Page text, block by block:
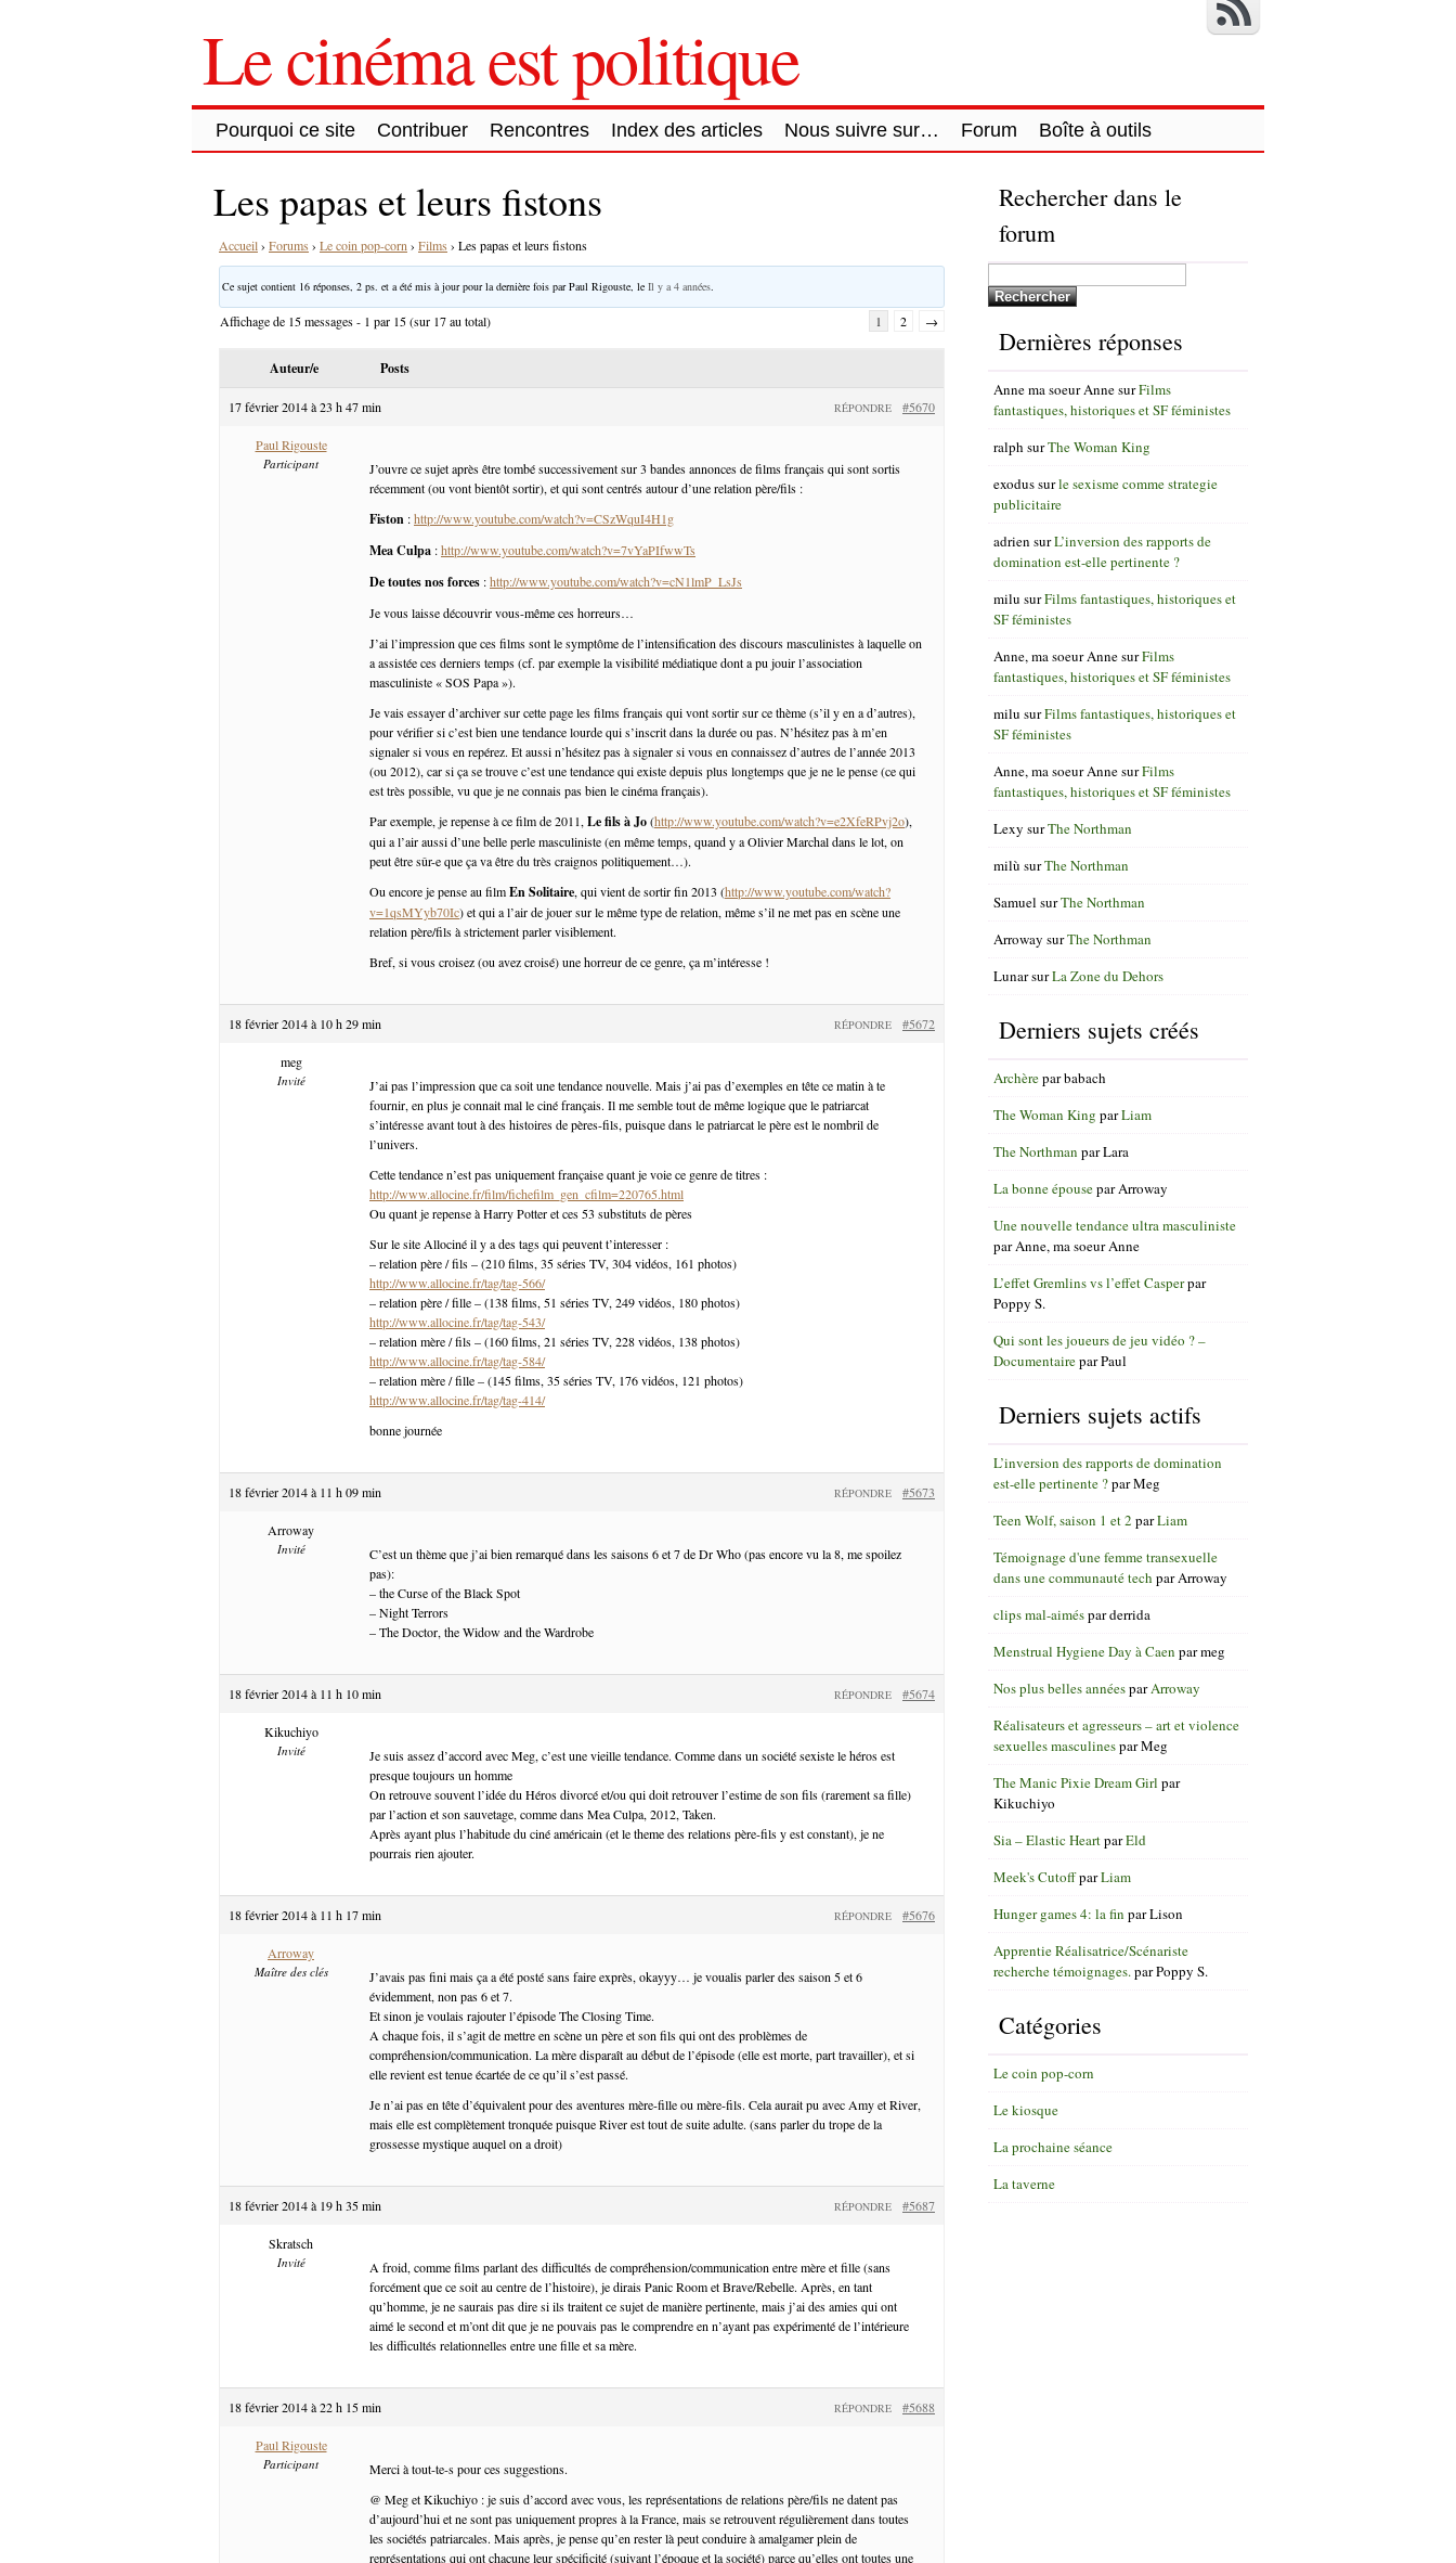
Le cinéma est politique
Pourquoi ce site Contribuer Rencontres Index des articles Nous suivre sur… Forum Boîte à outils
Les papas et leurs fistons
Accueil› Forums › Le coin pop-corn › Films › Les papas et leurs fistons
Ce sujet contient 16 réponses, 2 ps. et a été mis à jour pour la dernière fois parPaul Rigouste , le Il y a 4 années
Affichage de 15 messages - 1 par 15 (sur 17 au total) 1 2 →
Auteur/e Posts
17 février 2014 à 23 h 47 min #5670
RÉPONDRE
Paul Rigouste
Participant
J’ouvre ce sujet après être tombé successivement sur 3 bandes annonces de films français qui sont sortis
récemment (ou vont bientôt sortir), et qui sont centrés autour d’une relation père/fils :
Fiston :http://www.youtube.com/watch?v=CSzWquI4H1g
Mea Culpa :http://www.youtube.com/watch?v=7vYaPIfwwTs
De toutes nos forces :http://www.youtube.com/watch?v=cN1lmP_LsJs
Je vous laisse découvrir vous-même ces horreurs…
J’ai l’impression que ces films sont le symptôme de l’intensification des discours masculinistes à laquelle on
a assistée ces derniers temps (cf. par exemple la visibilité médiatique dont a pu jouir l’association
masculiniste « SOS Papa »).
Je vais essayer d’archiver sur cette page les films français qui vont sortir sur ce thème (s’il y en a d’autres),
pour vérifier si c’est bien une tendance lourde qui s’inscrit dans la durée ou pas. N’hésitez pas à m’en
signaler si vous en repérez. Et aussi n’hésitez pas à signaler si vous en connaissez d’autres de l’année 2013
(ou 2012), car si ça se trouve c’est une tendance qui existe depuis plus longtemps que je ne le pense (ce qui
est très possible, vu que je ne connais pas bien le cinéma français).
Par exemple, je repense à ce film de 2011, Le fils à Jo(http://www.youtube.com/watch?v=e2XfeRPvj2o),
qui a l’air aussi d’une belle perle masculiniste (en même temps, quand y a Olivier Marchal dans le lot, on
peut être sûr-e que ça va être du très craignos politiquement…).
Ou encore je pense au filmEn Solitaire, qui vient de sortir fin 2013 (http://www.youtube.com/watch?
v=1qsMYyb70Ic) et qui a l’air de jouer sur le même type de relation, même s’il ne met pas en scène une
relation père/fils à strictement parler visiblement.
Bref, si vous croisez (ou avez croisé) une horreur de ce genre, ça m’intéresse !
18 février 2014 à 10 h 29 min #5672
RÉPONDRE
meg
Invité
J’ai pas l’impression que ca soit une tendance nouvelle. Mais j’ai pas d’exemples en tête ce matin à te
fournir, en plus je connait mal le ciné français. Il me semble tout de même logique que le patriarcat
s’intéresse avant tout à des histoires de pères-fils, puisque dans le patriarcat le père est le nombril de
l’univers.
Cette tendance n’est pas uniquement française quant je voie ce genre de titres :
http://www.allocine.fr/film/fichefilm_gen_cfilm=220765.html
Ou quant je repense à Harry Potter et ces 53 substituts de pères
Sur le site Allociné il y a des tags qui peuvent t’interesser :
– relation père / fils – (210 films, 35 séries TV, 304 vidéos, 161 photos)
http://www.allocine.fr/tag/tag-566/
– relation père / fille – (138 films, 51 séries TV, 249 vidéos, 180 photos)
http://www.allocine.fr/tag/tag-543/
– relation mère / fils – (160 films, 21 séries TV, 228 vidéos, 138 photos)
http://www.allocine.fr/tag/tag-584/
– relation mère / fille – (145 films, 35 séries TV, 176 vidéos, 121 photos)
http://www.allocine.fr/tag/tag-414/
bonne journée
18 février 2014 à 11 h 09 min #5673
RÉPONDRE
Arroway
Invité
C’est un thème que j’ai bien remarqué dans les saisons 6 et 7 de Dr Who (pas encore vu la 8, me spoilez
pas):
– the Curse of the Black Spot
– Night Terrors
– The Doctor, the Widow and the Wardrobe
18 février 2014 à 11 h 10 min #5674
RÉPONDRE
Kikuchiyo
Invité
Je suis assez d’accord avec Meg, c’est une vieille tendance. Comme dans un société sexiste le héros est
presque toujours un homme
On retrouve souvent l’idée du Héros divorcé et/ou qui doit retrouver l’estime de son fils (rarement sa fille)
par l’action et son sauvetage, comme dans Mea Culpa, 2012, Taken.
Après ayant plus l’habitude du ciné américain (et le theme des relations père-fils y est constant), je ne
pourrais rien ajouter.
18 février 2014 à 11 h 17 min #5676
RÉPONDRE
Arroway
Maître des clés
J’avais pas fini mais ça a été posté sans faire exprès, okayyy… je voualis parler des saison 5 et 6
évidemment, non pas 6 et 7.
Et sinon je voulais rajouter l’épisode The Closing Time.
A chaque fois, il s’agit de mettre en scène un père et son fils qui ont des problèmes de
compréhension/communication. La mère disparaît au début de l’épisode (elle est morte, part travailler), et si
elle revient est tenue écartée de ce qu’il s’est passé.
Je n’ai pas en tête d’équivalent pour des aventures mère-fille ou mère-fils. Cela aurait pu avec Amy et River,
mais elle est complètement tronquée puisque River est tout de suite adulte. (sans parler du trope de la
grossesse mystique auquel on a droit)
18 février 2014 à 19 h 35 min #5687
RÉPONDRE
Skratsch
Invité
A froid, comme films parlant des difficultés de compréhension/communication entre mère et fille (sans
forcément que ce soit au centre de l’histoire), je dirais Panic Room et Brave/Rebelle. Après, en tant
qu’homme, je ne saurais pas dire si ils traitent ce sujet de manière pertinente, mais j’ai des amies qui ont
aimé le second et m’ont dit que je ne pouvais pas le comprendre en n’ayant pas expérimenté de l’intérieure
les difficultés relationnelles entre une fille et sa mère.
18 février 2014 à 22 h 15 min #5688
RÉPONDRE
Paul Rigouste
Participant
Merci à tout-te-s pour ces suggestions.
@ Meg et Kikuchiyo : je suis d’accord avec vous, les représentations de relations père/fils ne datent pas
d’aujourd’hui et ne sont pas uniquement propres à la France, mais se retrouvent régulièrement dans toutes
les sociétés patriarcales. Mais après, je pense qu’en rester là peut conduire à amalgamer plein de
représentations qui ont chacune leur spécificité (suivant l’époque et la société) parce qu’elles ont toutes une
Rechercher dans le
forum
Dernières réponses
Anne ma soeur AnnesurFilms
fantastiques, historiques et SF féministes
ralph surThe Woman King
exodussurle sexisme comme strategie
publicitaire
adrien surL’inversion des rapports de
domination est-elle pertinente ?
milu surFilms fantastiques, historiques et
SF féministes
Anne, ma soeur AnnesurFilms
fantastiques, historiques et SF féministes
milu surFilms fantastiques, historiques et
SF féministes
Anne, ma soeur AnnesurFilms
fantastiques, historiques et SF féministes
Lexy surThe Northman
milù surThe Northman
Samuel surThe Northman
Arroway surThe Northman
LunarsurLa Zone du Dehors
Derniers sujets créés
Archèreparbabach
The Woman King parLiam
The Northman parLara
La bonne épouseparArroway
Une nouvelle tendance ultra masculiniste
parAnne, ma soeur Anne
L’effet Gremlins vs l’effet Casperpar
Poppy S.
Qui sont les joueurs de jeu vidéo ? –
DocumentaireparPaul
Derniers sujets actifs
L’inversion des rapports de domination
est-elle pertinente ?parMeg
Teen Wolf, saison 1 et 2 parLiam
Témoignage d'une femme transexuelle
dans une communauté tech parArroway
clips mal-aimésparderrida
Menstrual Hygiene Day à Caen parmeg
Nos plus belles annéesparArroway
Réalisateurs et agresseurs – art et violence
sexuelles masculinesparMeg
The Manic Pixie Dream Girl par
Kikuchiyo
Sia – Elastic HeartparEld
Meek's CutoffparLiam
Hunger games 4: la fin parLison
Apprentie Réalisatrice/Scénariste
recherche témoignages. parPoppy S.
Catégories
Le coin pop-corn
Le kiosque
La prochaine séance
La taverne